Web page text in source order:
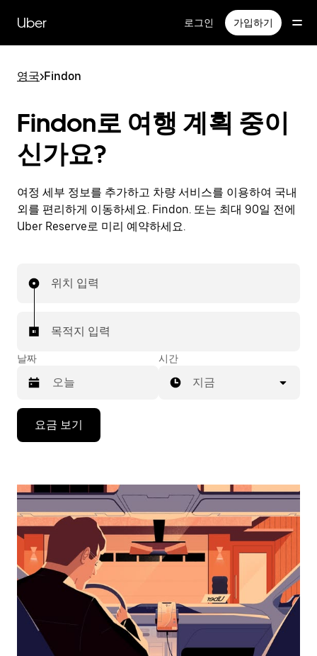
Uber 로그인 가입하기
영국>Findon
Findon로 여행 계획 중이
신가요?
여정 세부 정보를 추가하고 차량 서비스를 이용하여 국내
외를 편리하게 이동하세요. Findon. 또는 최대 90일 전에
Uber Reserve로 미리 예약하세요.
위치 입력
목적지 입력
날짜
작
면
아
래
화
살
표
시간
지금
요금 보기